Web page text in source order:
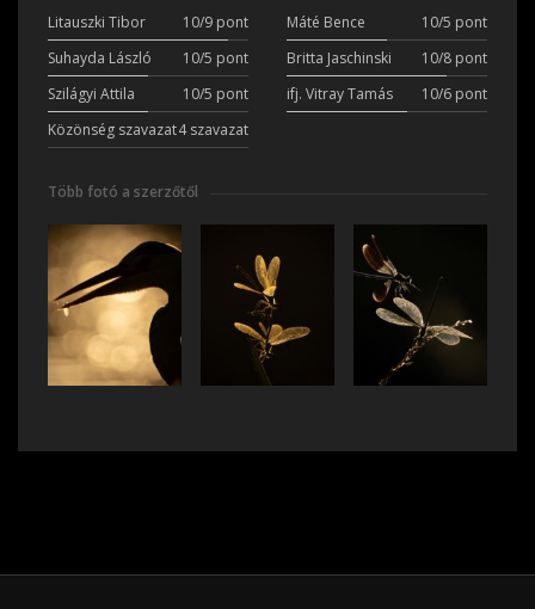
Litauszki Tibor 10/9 pont Máté Bence
10/5 pont
Suhayda László
10/5 pont Britta Jaschinski
10/8 pont
Szilágyi Attila
10/5 pont ifj. Vitray Tamás
10/6 pont
Közönség szavazat4 szavazat
Több fotó a szerzőtől